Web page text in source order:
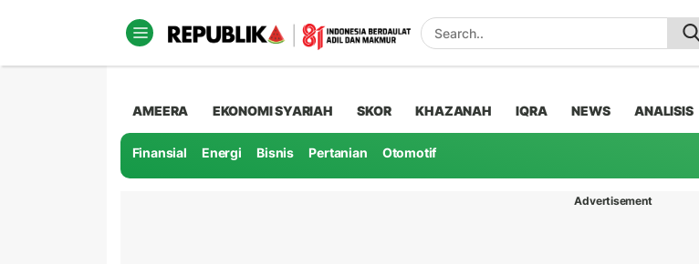
AMEERA EKONOMI SYARIAH SKOR KHAZANAH IQRA NEWS ANALISIS
Finansial Energi Bisnis Pertanian Otomotif
Advertisement